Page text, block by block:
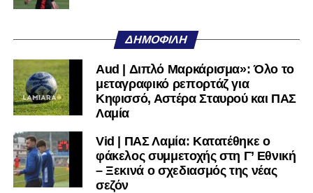
Όταν αποφασίσει να συνειδητοποιήσει ότι είναι
πολύ μικρή.
Ακολουθήστε το lamiara.grστοGoogle Newsγια να
μαθαίνετε πρώτοι τα κυανόλευκα νέα στην Ελλάδα και τον
υπόλοιπο κόσμο. Ακολουθήστε το lamiara.gr στο
μαθαίνετε σε χρόνο dt όλα τα νέα.
ΔΗΜΟΦΙΛΉ
Aud | Διπλό Μαρκάρισμα»: Όλο το
μεταγραφικό ρεπορτάζ για
Κηφισσό, Αστέρα Σταυρού και ΠΑΣ
Λαμία
Vid | ΠΑΣ Λαμία: Κατατέθηκε ο
φάκελος συμμετοχής στη Γ’ Εθνική
– Ξεκινά ο σχεδιασμός της νέας
σεζόν